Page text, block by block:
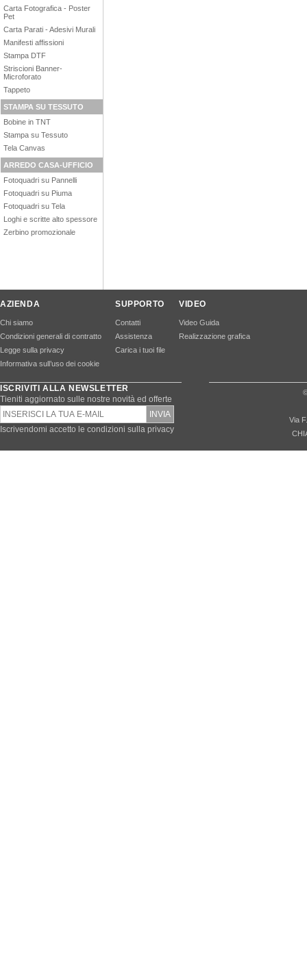
Carta Fotografica - Poster
Pet
Carta Parati - Adesivi Murali
Manifesti affissioni
Stampa DTF
Striscioni Banner-
Microforato
Tappeto
STAMPA SU TESSUTO
Bobine in TNT
Stampa su Tessuto
Tela Canvas
ARREDO CASA-UFFICIO
Fotoquadri su Pannelli
Fotoquadri su Piuma
Fotoquadri su Tela
Loghi e scritte alto spessore
Zerbino promozionale
AZIENDA
Chi siamo
Condizioni generali di contratto
Legge sulla privacy
Informativa sull’uso dei cookie
SUPPORTO
Contatti
Assistenza
Carica i tuoi file
VIDEO
Video Guida
Realizzazione grafica
ISCRIVITI ALLA NEWSLETTER
Tieniti aggiornato sulle nostre novità ed offerte
Iscrivendomi accetto le condizioni sulla privacy
Via